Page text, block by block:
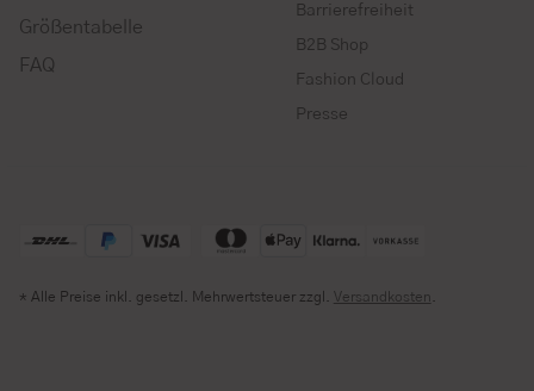
Größentabelle
FAQ
Barrierefreiheit
B2B Shop
Fashion Cloud
Presse
* Alle Preise inkl. gesetzl. Mehrwertsteuer zzgl. Versandkosten